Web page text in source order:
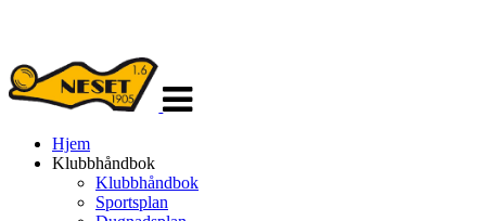
navigasjon
Hjem
Klubbhåndbok
Klubbhåndbok
Sportsplan